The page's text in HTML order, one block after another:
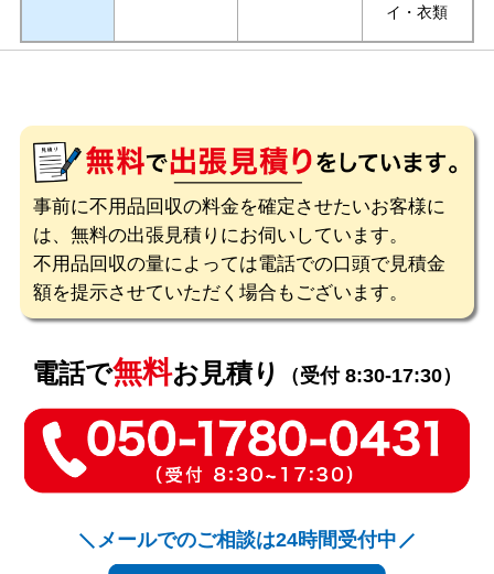
イ・衣類
事前に不用品回収の料金を確定させたいお客様に
は、無料の出張見積りにお伺いしています。
不用品回収の量によっては電話での口頭で見積金
額を提示させていただく場合もございます。
電話で無料お見積り （受付 8:30-17:30）
メールでのご相談は24時間受付中